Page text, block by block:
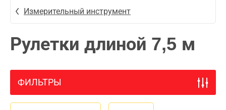
Измерительный инструмент
Рулетки длиной 7,5 м
ФИЛЬТРЫ